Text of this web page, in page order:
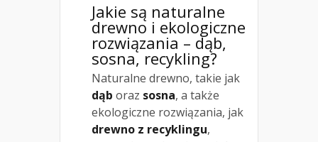
Jakie są naturalne
drewno i ekologiczne
rozwiązania – dąb,
sosna, recykling?
Naturalne drewno, takie jak
dąb oraz sosna, a także
ekologiczne rozwiązania, jak
drewno z recyklingu,